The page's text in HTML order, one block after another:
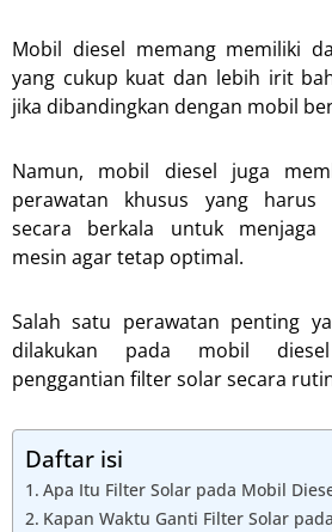
Mobil diesel memang memiliki
yang cukup kuat dan lebih irit
jika dibandingkan dengan mobil
Namun, mobil diesel juga
perawatan khusus yang harus
secara berkala untuk menjaga
mesin agar tetap optimal.
Salah satu perawatan penting
dilakukan pada mobil
penggantian filter solar secara
Daftar isi
Apa Itu Filter Solar pada Mobil
Kapan Waktu Ganti Filter Solar